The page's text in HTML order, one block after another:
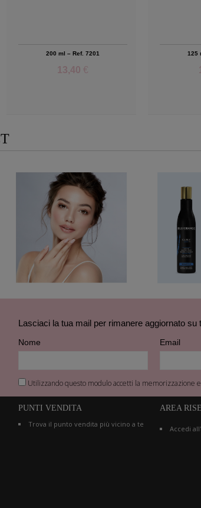
200 ml – Ref. 7201
13,40 €
125
Lasciaci la tua mail per rimanere aggiornato su
Nome Email
Utilizzando questo modulo accetti la memorizzazione
PUNTI VENDITA
Trova il punto vendita più vicino a te
AREA
Accedi